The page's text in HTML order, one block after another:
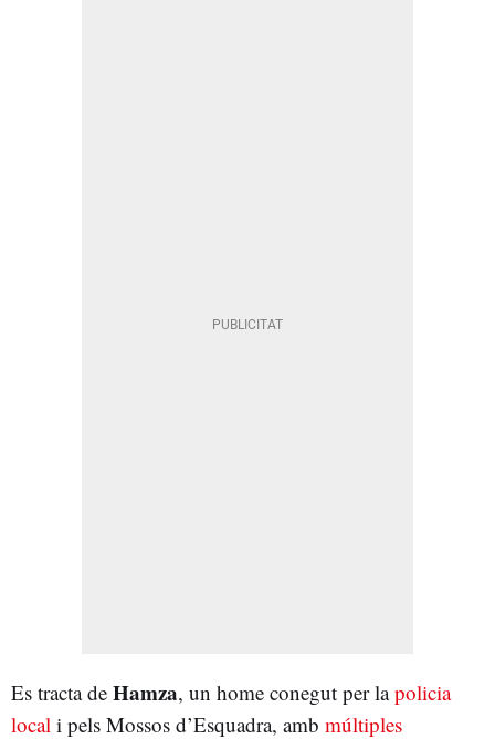
Es tracta de Hamza, un home conegut per lapolicia
local i pels Mossos d’Esquadra, amb múltiples